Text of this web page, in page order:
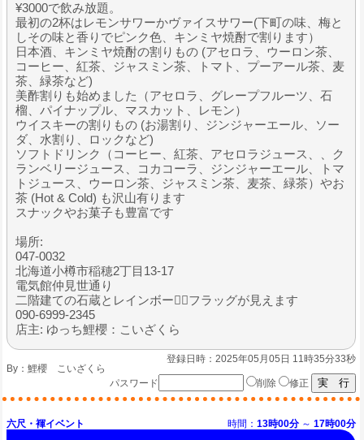
¥3000で飲み放題。
最初の2杯はレモンサワーかヴァイスサワー(下町の味、梅と
しその味と香りでピンク色、キンミヤ焼酎で割ります）
日本酒、キンミヤ焼酎の割りもの (アセロラ、ウーロン茶、
コーヒー、紅茶、ジャスミン茶、トマト、プーアール茶、麦
茶、緑茶など)
美酢割りも始めました（アセロラ、グレープフルーツ、石
榴、パイナップル、マスカット、レモン）
ウイスキーの割りもの (お湯割り、ジンジャーエール、ソー
ダ、水割り、ロックなど)
ソフトドリンク（コーヒー、紅茶、アセロラジュース、、ク
ランベリージュース、コカコーラ、ジンジャーエール、トマ
トジュース、ウーロン茶、ジャスミン茶、麦茶、緑茶）やお
茶 (Hot & Cold) も沢山有ります
スナックやお菓子も豊富です
場所:
047-0032
北海道小樽市稲穂2丁目13-17
電気館仲見世通り
二階建ての石蔵とレインボー🏳️‍🌈フラッグが見えます
090-6999-2345
店主: ゆっち鯉櫻：こいざくら
登録日時：2025年05月05日 11時35分33秒
By： 鯉櫻 こいざくら
パスワード
削除 修正
六尺・褌イベント 時間： 13時00分 ～ 17時00分